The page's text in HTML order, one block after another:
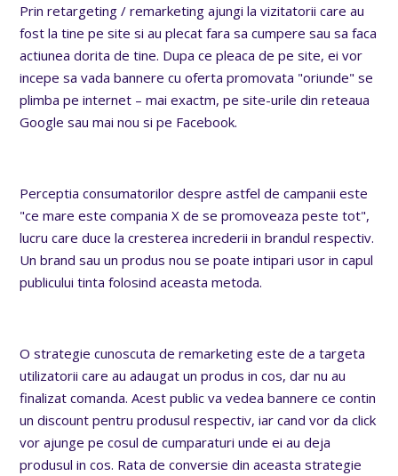
Prin retargeting / remarketing ajungi la vizitatorii care au
fost la tine pe site si au plecat fara sa cumpere sau sa faca
actiunea dorita de tine. Dupa ce pleaca de pe site, ei vor
incepe sa vada bannere cu oferta promovata "oriunde" se
plimba pe internet – mai exactm, pe site-urile din reteaua
Google sau mai nou si pe Facebook.
Perceptia consumatorilor despre astfel de campanii este
"ce mare este compania X de se promoveaza peste tot",
lucru care duce la cresterea increderii in brandul respectiv.
Un brand sau un produs nou se poate intipari usor in capul
publicului tinta folosind aceasta metoda.
O strategie cunoscuta de remarketing este de a targeta
utilizatorii care au adaugat un produs in cos, dar nu au
finalizat comanda. Acest public va vedea bannere ce contin
un discount pentru produsul respectiv, iar cand vor da click
vor ajunge pe cosul de cumparaturi unde ei au deja
produsul in cos. Rata de conversie din aceasta strategie